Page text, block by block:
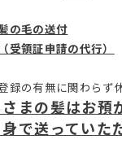
の毛の送付
領証申請の代行）
録の有無に関わらず
まの髪はお預
で送っていた